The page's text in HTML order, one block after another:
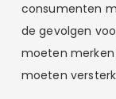
consumenten
de gevolgen
moeten
moeten